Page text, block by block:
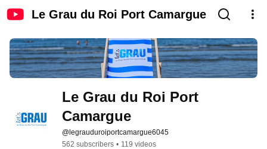
Le Grau du Roi Port Camargue
Le Grau du Roi Port
Camargue
@legrauduroiportcamargue6045
562 subscribers • 119 videos